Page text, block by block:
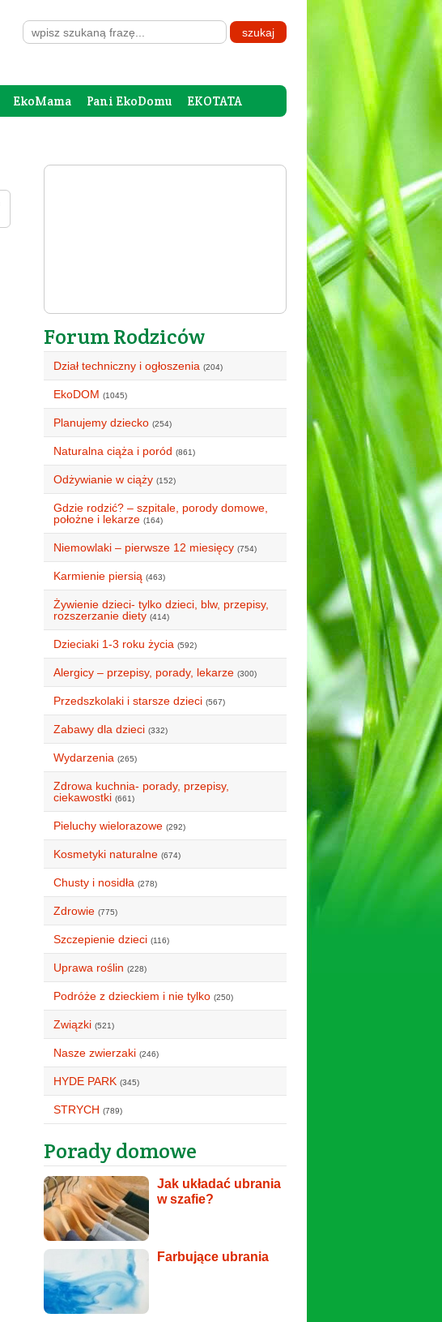
EkoMama Pani EkoDomu EKOTATA
Forum Rodziców
Dział techniczny i ogłoszenia (204)
EkoDOM (1045)
Planujemy dziecko (254)
Naturalna ciąża i poród (861)
Odżywianie w ciąży (152)
Gdzie rodzić? – szpitale, porody domowe,
położne i lekarze (164)
Niemowlaki – pierwsze 12 miesięcy (754)
Karmienie piersią (463)
Żywienie dzieci- tylko dzieci, blw, przepisy,
rozszerzanie diety (414)
Dzieciaki 1-3 roku życia (592)
Alergicy – przepisy, porady, lekarze (300)
Przedszkolaki i starsze dzieci (567)
Zabawy dla dzieci (332)
Wydarzenia (265)
Zdrowa kuchnia- porady, przepisy,
ciekawostki (661)
Pieluchy wielorazowe (292)
Kosmetyki naturalne (674)
Chusty i nosidła (278)
Zdrowie (775)
Szczepienie dzieci (116)
Uprawa roślin (228)
Podróże z dzieckiem i nie tylko (250)
Związki (521)
Nasze zwierzaki (246)
HYDE PARK (345)
STRYCH (789)
Porady domowe
Jak układać ubrania
w szafie?
Farbujące ubrania